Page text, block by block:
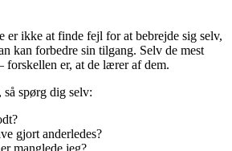
er ikke at finde fejl for at bebrejde sig selv,
kan forbedre sin tilgang. Selv de mest
forskellen er, at de lærer af dem.
spørg dig selv:
gjort anderledes?
manglede jeg?